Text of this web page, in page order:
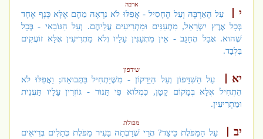
ארבה
י
עַל הָאַרְבֶּה וְעַל הֶחָסִיל - אֲפִלּוּ לֹא נִרְאָה מֵהֶם אֶלָּא כָּנָף אֶחָד
בְּכָל אֶרֶץ יִשְׂרָאֵל, מִתְעַנִּים וּמַתְרִיעִים עֲלֵיהֶם. וְעַל הַגּוֹבַאי - בְּכָל
שֶׁהוּא. אֲבָל הֶחָגָב - אֵין מִתְעַנִּין עָלָיו וְלֹא מַתְרִיעִין אֶלָּא זוֹעֲקִים
בִּלְבַד.
שידפון
יא
עַל הַשִּׁדָּפוֹן וְעַל הַיֵּרָקוֹן - מִשֶּׁיַּתְחִיל בַּתְּבוּאָה; וַאֲפִלּוּ לֹא
הִתְחִיל אֶלָּא בְּמָקוֹם קָטָן, כִּמְלוֹא פִּי תַּנּוּר - גּוֹזְרִין עָלָיו תַּעֲנִית
וּמַתְרִיעִין.
מפולת
יב
עַל הַמַּפֹּלֶת כֵּיצַד? הֲרֵי שֶׁרָבְתָה בָּעִיר מַפֹּלֶת כְּתָלִים בְּרִיאִים